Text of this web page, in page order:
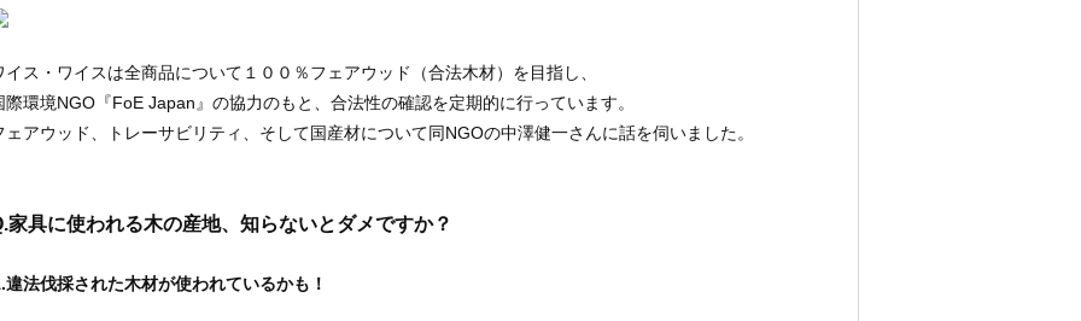
イス・ワイスは全商品について１００％フェアウッド（合法木材）を目指し、
際環境NGO『FoE Japan』の協力のもと、合法性の確認を定期的に行っています。
ェアウッド、トレーサビリティ、そして国産材について同NGOの中澤健一さんに話を伺いました。
家具に使われる木の産地、知らないとダメですか？
違法伐採された木材が使われているかも！